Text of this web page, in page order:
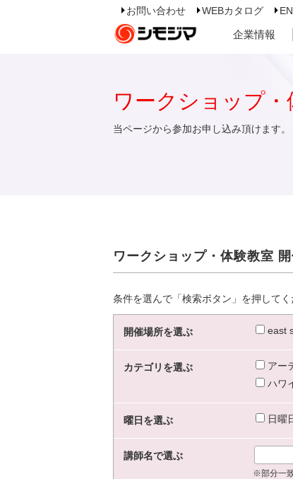
お問い合わせ WEBカタログ
企業情報
ワークショップ・
当ページから参加お申し込み頂けます。
ワークショップ・体験教室
条件を選んで「検索ボタン」を押して
開催場所を選ぶ east
カテゴリを選ぶ アー
ハワ
曜日を選ぶ 日曜
講師名で選ぶ
※部分一